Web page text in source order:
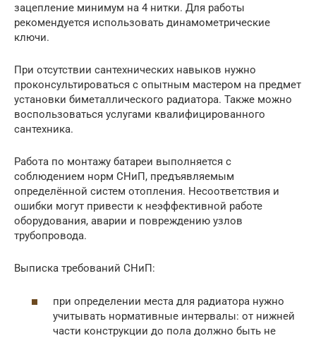
зацепление минимум на 4 нитки. Для работы
рекомендуется использовать динамометрические
ключи.
При отсутствии сантехнических навыков нужно
проконсультироваться с опытным мастером на предмет
установки биметаллического радиатора. Также можно
воспользоваться услугами квалифицированного
сантехника.
Работа по монтажу батареи выполняется с
соблюдением норм СНиП, предъявляемым
определённой систем отопления. Несоответствия и
ошибки могут привести к неэффективной работе
оборудования, аварии и повреждению узлов
трубопровода.
Выписка требований СНиП:
при определении места для радиатора нужно
учитывать нормативные интервалы: от нижней
части конструкции до пола должно быть не